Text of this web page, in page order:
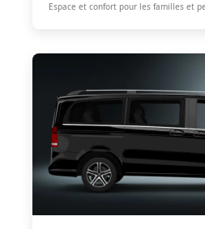
Espace et confort pour les familles et